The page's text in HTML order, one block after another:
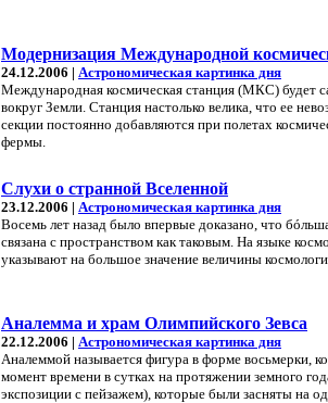
Модернизация Международной
24.12.2006 | Астрономическая картинка дня
Международная космическая станция (МКС) будет
вокруг Земли. Станция настолько велика, что ее
секции постоянно добавляются при полетах
фермы.
Слухи о странной Вселенной
23.12.2006 | Астрономическая картинка дня
Восемь лет назад было впервые доказано, что
связана с пространством как таковым. На языке
указывают на большое значение величины
Аналемма и храм Олимпийского Зевса
22.12.2006 | Астрономическая картинка дня
Аналеммой называется фигура в форме восьмерки,
момент времени в сутках на протяжении земного
экспозиции с пейзажем), которые были засняты на